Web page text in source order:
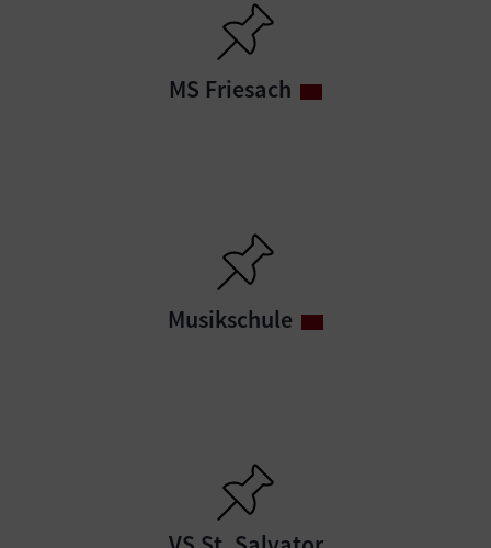
MS Friesach
Musikschule